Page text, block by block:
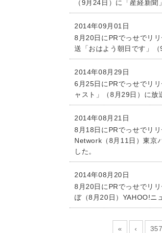
（9月24日）に「産経新
2014年09月01日
8月20日にPRでっせでリ
送「おはよう朝日です」（
2014年08月29日
6月25日にPRでっせでリ
ャスト」（8月29日）に放
2014年08月21日
8月18日にPRでっせでリ
Network（8月11日）東京
した。
2014年08月20日
8月20日にPRでっせでリ
ぼ（8月20日）YAHOO!ニ
« ‹ 357